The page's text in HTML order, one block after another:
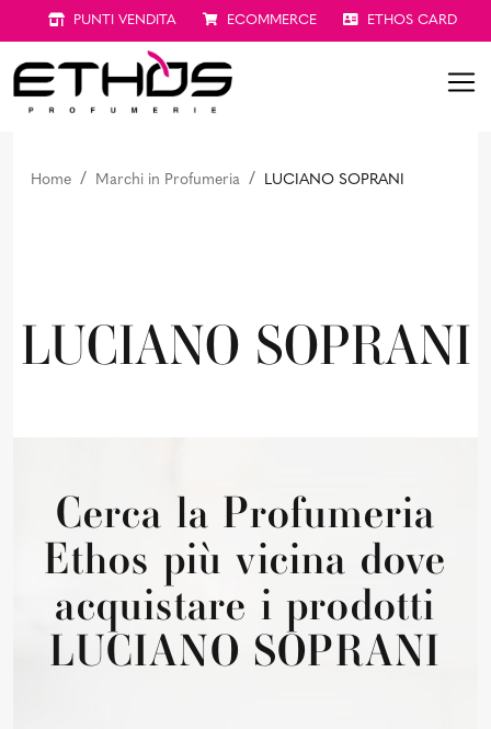
PUNTI VENDITA ECOMMERCE ETHOS CARD
Home Marchi in Profumeria LUCIANO SOPRANI
LUCIANO SOPRANI
Cerca la Profumeria
Ethos più vicina dove
acquistare i prodotti
LUCIANO SOPRANI